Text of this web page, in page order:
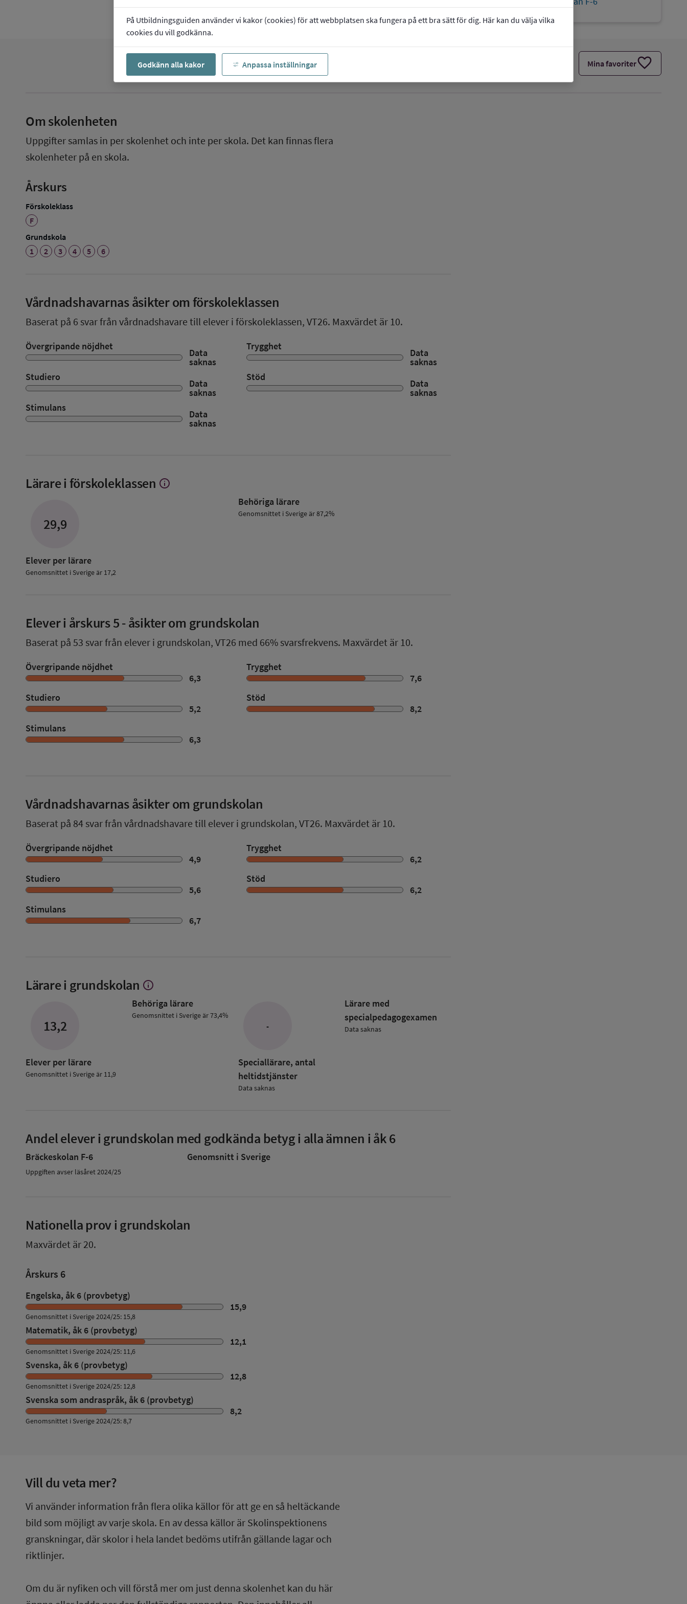
På Utbildningsguiden använder vi kakor (cookies) för att webbplatsen ska fungera på ett bra sätt för dig. Här kan du välja vilka
cookies du vill godkänna.
Godkänn alla kakor Anpassa inställningar Mina favoriterfavorite
Om skolenheten
Uppgifter samlas in per skolenhet och inte per skola. Det kan finnas flera
skolenheter på en skola.
Årskurs
Förskoleklass
F
Grundskola
1
2 3 4 5 6
Vårdnadshavarnas åsikter om förskoleklassen
Baserat på 6 svar från vårdnadshavare till elever i förskoleklassen, VT26. Maxvärdet är 10.
Övergripande nöjdhet
Data
saknas
Trygghet
Data
saknas
Studiero
Data
saknas
Stöd
Data
saknas
Stimulans
Data
saknas
Lärare i förskoleklassen Visa
info
29,9
Elever per lärare
Genomsnittet i Sverige är 17,2
Behöriga lärare
Genomsnittet i Sverige är 87,2%
Elever i årskurs 5- åsikter om grundskolan
Baserat på 53 svar från elever i grundskolan, VT26 med 66% svarsfrekvens. Maxvärdet är 10.
Övergripande nöjdhet
6,3
Trygghet
7,6
Studiero
5,2
Stöd
8,2
Stimulans
6,3
Vårdnadshavarnas åsikter om grundskolan
Baserat på 84 svar från vårdnadshavare till elever i grundskolan, VT26. Maxvärdet är 10.
Övergripande nöjdhet
4,9
Trygghet
6,2
Studiero
5,6
Stöd
6,2
Stimulans
6,7
Lärare i grundskolan Visa
om
Lärare
info
13,2
Elever per lärare
Genomsnittet i Sverige är 11,9
Behöriga lärare
Genomsnittet i Sverige är 73,4%
-
Speciallärare, antal
heltidstjänster
Data saknas
Lärare med
specialpedagog­examen
Data saknas
Andel elever i grundskolan med godkända betyg i alla ämnen i åk 6
Bräckeskolan F-6 Genomsnitt i Sverige
Uppgiften avser läsåret 2024/25
Nationella prov i grundskolan
Maxvärdet är 20.
Årskurs 6
Engelska, åk 6 (provbetyg)
15,9
Genomsnittet i Sverige 2024/25: 15,8
Matematik, åk 6 (provbetyg)
12,1
Genomsnittet i Sverige 2024/25: 11,6
Svenska, åk 6 (provbetyg)
12,8
Genomsnittet i Sverige 2024/25: 12,8
Svenska som andraspråk, åk 6 (provbetyg)
8,2
Genomsnittet i Sverige 2024/25: 8,7
Vill du veta mer?
Vi använder information från flera olika källor för att ge en så heltäckande
bild som möjligt av varje skola. En av dessa källor är Skolinspektionens
granskningar, där skolor i hela landet bedöms utifrån gällande lagar och
riktlinjer.
Om du är nyfiken och vill förstå mer om just denna skolenhet kan du här